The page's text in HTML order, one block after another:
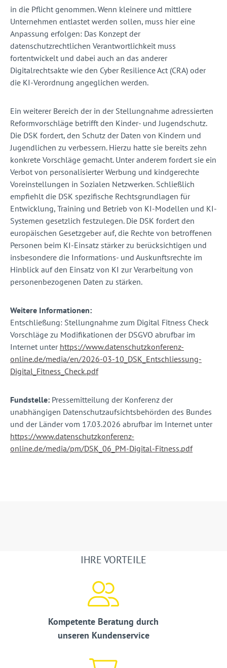
in die Pflicht genommen. Wenn kleinere und mittlere
Unternehmen entlastet werden sollen, muss hier eine
Anpassung erfolgen: Das Konzept der
datenschutzrechtlichen Verantwortlichkeit muss
fortentwickelt und dabei auch an das anderer
Digitalrechtsakte wie den Cyber Resilience Act (CRA) oder
die KI-Verordnung angeglichen werden.
Ein weiterer Bereich der in der Stellungnahme adressierten
Reformvorschläge betrifft den Kinder- und Jugendschutz.
Die DSK fordert, den Schutz der Daten von Kindern und
Jugendlichen zu verbessern. Hierzu hatte sie bereits zehn
konkrete Vorschläge gemacht. Unter anderem fordert sie ein
Verbot von personalisierter Werbung und kindgerechte
Voreinstellungen in Sozialen Netzwerken. Schließlich
empfiehlt die DSK spezifische Rechtsgrundlagen für
Entwicklung, Training und Betrieb von KI-Modellen und KI-
Systemen gesetzlich festzulegen. Die DSK fordert den
europäischen Gesetzgeber auf, die Rechte von betroffenen
Personen beim KI-Einsatz stärker zu berücksichtigen und
insbesondere die Informations- und Auskunftsrechte im
Hinblick auf den Einsatz von KI zur Verarbeitung von
personenbezogenen Daten zu stärken.
Weitere Informationen:
Entschließung: Stellungnahme zum Digital Fitness Check
Vorschläge zu Modifikationen der DSGVO abrufbar im
Internet unter https://www.datenschutzkonferenz-
online.de/media/en/2026-03-10_DSK_Entschliessung-
Digital_Fitness_Check.pdf
Fundstelle: Pressemitteilung der Konferenz der
unabhängigen Datenschutzaufsichtsbehörden des Bundes
und der Länder vom 17.03.2026 abrufbar im Internet unter
https://www.datenschutzkonferenz-
online.de/media/pm/DSK_06_PM-Digital-Fitness.pdf
IHRE VORTEILE
Kompetente Beratung durch
unseren Kundenservice